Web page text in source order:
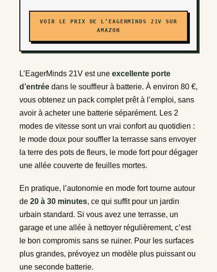
VOIR LE PRIX DE L’EAGERMINDS 21V SUR
AMAZON
L’EagerMinds 21V est une excellente porte
d’entrée dans le souffleur à batterie. À environ 80 €,
vous obtenez un pack complet prêt à l’emploi, sans
avoir à acheter une batterie séparément. Les 2
modes de vitesse sont un vrai confort au quotidien :
le mode doux pour souffler la terrasse sans envoyer
la terre des pots de fleurs, le mode fort pour dégager
une allée couverte de feuilles mortes.
En pratique, l’autonomie en mode fort tourne autour
de 20 à 30 minutes, ce qui suffit pour un jardin
urbain standard. Si vous avez une terrasse, un
garage et une allée à nettoyer régulièrement, c’est
le bon compromis sans se ruiner. Pour les surfaces
plus grandes, prévoyez un modèle plus puissant ou
une seconde batterie.